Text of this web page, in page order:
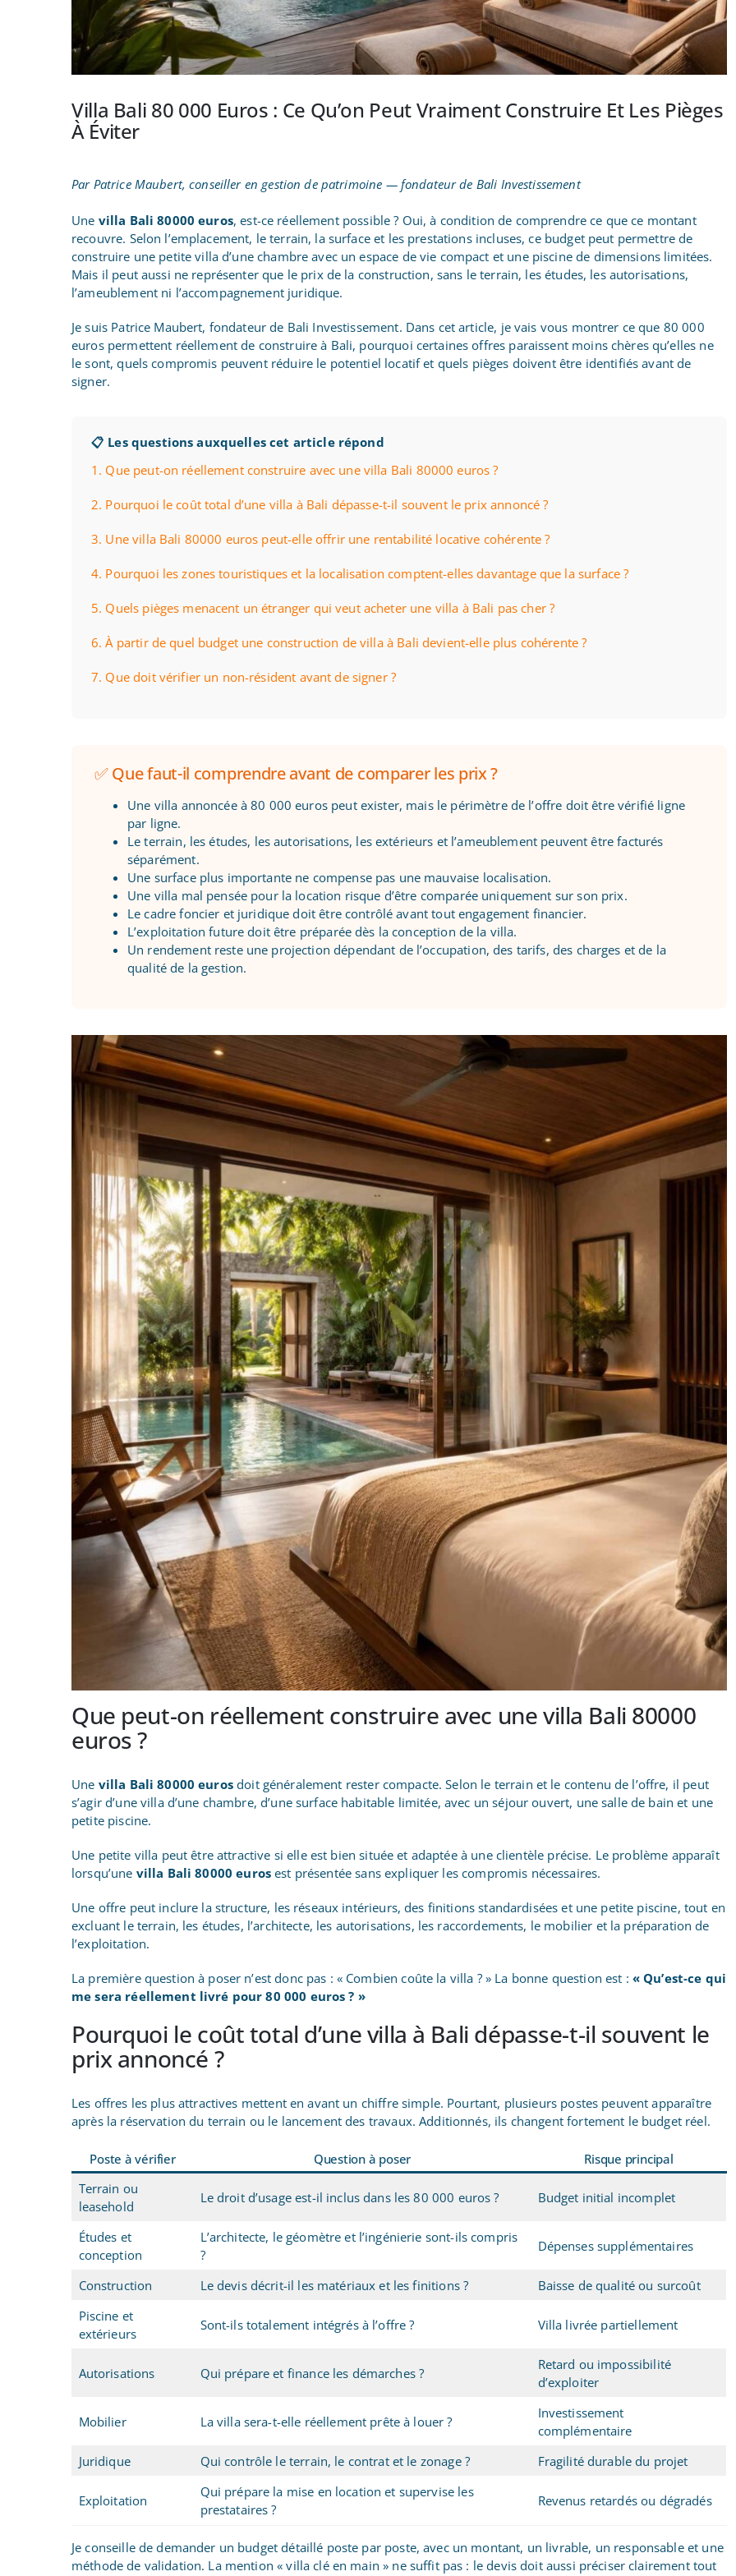
Villa Bali 80 000 Euros : Ce Qu’on Peut Vraiment Construire Et Les Pièges
À Éviter
Par Patrice Maubert, conseiller en gestion de patrimoine — fondateur de Bali Investissement
Une villa Bali 80000 euros, est-ce réellement possible ? Oui, à condition de comprendre ce que ce montant
recouvre. Selon l’emplacement, le terrain, la surface et les prestations incluses, ce budget peut permettre de
construire une petite villa d’une chambre avec un espace de vie compact et une piscine de dimensions limitées.
Mais il peut aussi ne représenter que le prix de la construction, sans le terrain, les études, les autorisations,
l’ameublement ni l’accompagnement juridique.
Je suis Patrice Maubert, fondateur de Bali Investissement. Dans cet article, je vais vous montrer ce que 80 000
euros permettent réellement de construire à Bali, pourquoi certaines offres paraissent moins chères qu’elles ne
le sont, quels compromis peuvent réduire le potentiel locatif et quels pièges doivent être identifiés avant de
signer.
📋 Les questions auxquelles cet article répond
1. Que peut-on réellement construire avec une villa Bali 80000 euros ?
2. Pourquoi le coût total d’une villa à Bali dépasse-t-il souvent le prix annoncé ?
3. Une villa Bali 80000 euros peut-elle offrir une rentabilité locative cohérente ?
4. Pourquoi les zones touristiques et la localisation comptent-elles davantage que la surface ?
5. Quels pièges menacent un étranger qui veut acheter une villa à Bali pas cher ?
6. À partir de quel budget une construction de villa à Bali devient-elle plus cohérente ?
7. Que doit vérifier un non-résident avant de signer ?
✅ Que faut-il comprendre avant de comparer les prix ?
Une villa annoncée à 80 000 euros peut exister, mais le périmètre de l’offre doit être vérifié ligne
par ligne.
Le terrain, les études, les autorisations, les extérieurs et l’ameublement peuvent être facturés
séparément.
Une surface plus importante ne compense pas une mauvaise localisation.
Une villa mal pensée pour la location risque d’être comparée uniquement sur son prix.
Le cadre foncier et juridique doit être contrôlé avant tout engagement financier.
L’exploitation future doit être préparée dès la conception de la villa.
Un rendement reste une projection dépendant de l’occupation, des tarifs, des charges et de la
qualité de la gestion.
Que peut-on réellement construire avec une villa Bali 80000
euros ?
Une villa Bali 80000 eurosdoit généralement rester compacte. Selon le terrain et le contenu de l’offre, il peut
s’agir d’une villa d’une chambre, d’une surface habitable limitée, avec un séjour ouvert, une salle de bain et une
petite piscine.
Une petite villa peut être attractive si elle est bien située et adaptée à une clientèle précise. Le problème apparaît
lorsqu’une villa Bali 80000 eurosest présentée sans expliquer les compromis nécessaires.
Une offre peut inclure la structure, les réseaux intérieurs, des finitions standardisées et une petite piscine, tout en
excluant le terrain, les études, l’architecte, les autorisations, les raccordements, le mobilier et la préparation de
l’exploitation.
La première question à poser n’est donc pas : « Combien coûte la villa ? » La bonne question est : « Qu’est-ce qui
me sera réellement livré pour 80 000 euros ? »
Pourquoi le coût total d’une villa à Bali dépasse-t-il souvent le
prix annoncé ?
Les offres les plus attractives mettent en avant un chiffre simple. Pourtant, plusieurs postes peuvent apparaître
après la réservation du terrain ou le lancement des travaux. Additionnés, ils changent fortement le budget réel.
Poste à vérifier Question à poser
Risque principal
Terrain ou
leasehold
Le droit d’usage est-il inclus dans les 80 000 euros ? Budget initial incomplet
Études et
conception
L’architecte, le géomètre et l’ingénierie sont-ils compris
?
Dépenses supplémentaires
Construction Le devis décrit-il les matériaux et les finitions ?
Baisse de qualité ou surcoût
Piscine et
extérieurs
Sont-ils totalement intégrés à l’offre ? Villa livrée partiellement
Autorisations Qui prépare et finance les démarches ?
Retard ou impossibilité
d’exploiter
Mobilier La villa sera-t-elle réellement prête à louer ?
Investissement
complémentaire
Juridique
Qui contrôle le terrain, le contrat et le zonage ? Fragilité durable du projet
Exploitation
Qui prépare la mise en location et supervise les
prestataires ?
Revenus retardés ou dégradés
Je conseille de demander un budget détaillé poste par poste, avec un montant, un livrable, un responsable et une
méthode de validation. La mention « villa clé en main » ne suffit pas : le devis doit aussi préciser clairement tout